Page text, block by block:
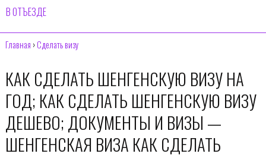
В ОТЪЕЗДЕ
Главная ›Сделать визу
КАК СДЕЛАТЬ ШЕНГЕНСКУЮ ВИЗУ НА
ГОД; КАК СДЕЛАТЬ ШЕНГЕНСКУЮ ВИЗУ
ДЕШЕВО; ДОКУМЕНТЫ И ВИЗЫ —
ШЕНГЕНСКАЯ ВИЗА КАК СДЕЛАТЬ